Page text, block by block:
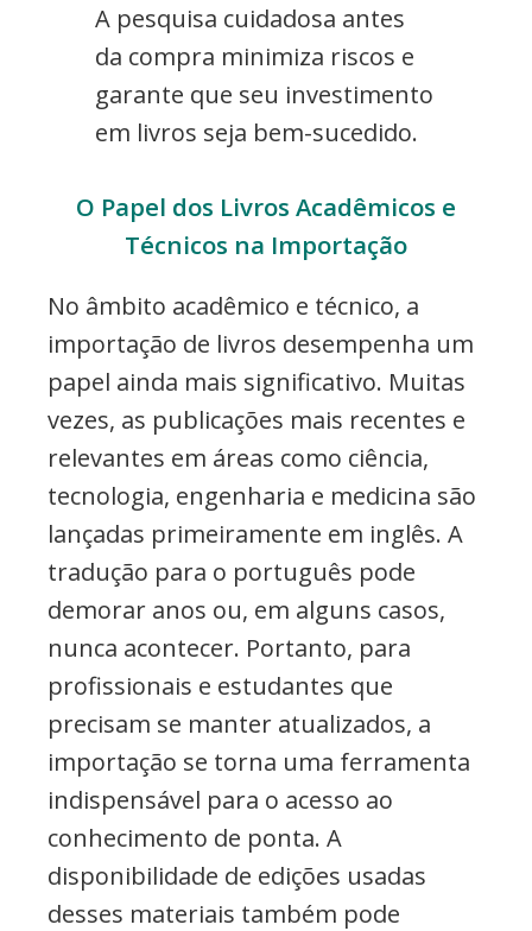
A pesquisa cuidadosa antes
da compra minimiza riscos e
garante que seu investimento
em livros seja bem-sucedido.
O Papel dos Livros Acadêmicos e
Técnicos na Importação
No âmbito acadêmico e técnico, a
importação de livros desempenha um
papel ainda mais significativo. Muitas
vezes, as publicações mais recentes e
relevantes em áreas como ciência,
tecnologia, engenharia e medicina são
lançadas primeiramente em inglês. A
tradução para o português pode
demorar anos ou, em alguns casos,
nunca acontecer. Portanto, para
profissionais e estudantes que
precisam se manter atualizados, a
importação se torna uma ferramenta
indispensável para o acesso ao
conhecimento de ponta. A
disponibilidade de edições usadas
desses materiais também pode